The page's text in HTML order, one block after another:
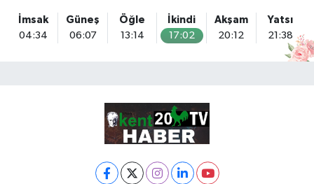
İmsak
04:34
Güneş
06:07
Öğle
13:14
İkindi
17:02
Akşam
20:12
Yatsı
21:38